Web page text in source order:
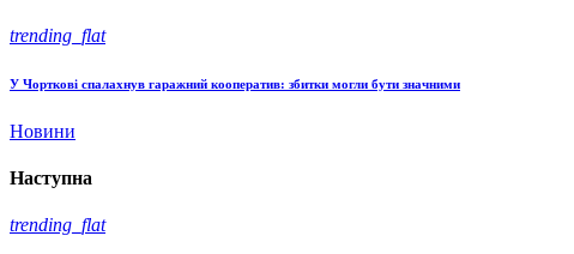
trending_flat
У Чорткові спалахнув гаражний кооператив: збитки могли бути значними
Новини
Наступна
trending_flat